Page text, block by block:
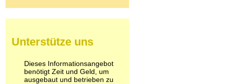
Pilze
Psychopharmaka
Schlafmittel
Schmerzmittel
Unterstütze uns
Dieses Informationsangebot
benötigt Zeit und Geld, um
ausgebaut und betrieben zu